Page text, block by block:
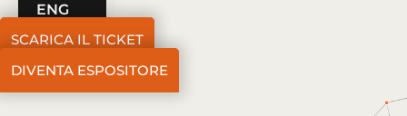
ENG
SCARICA IL TICKET
DIVENTA ESPOSITORE